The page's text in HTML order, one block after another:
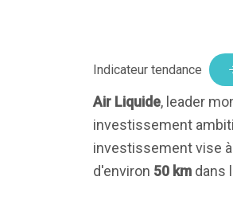
Indicateur tendance
Air Liquide, leader
investissement
investissement vise
d'environ 50 km dans